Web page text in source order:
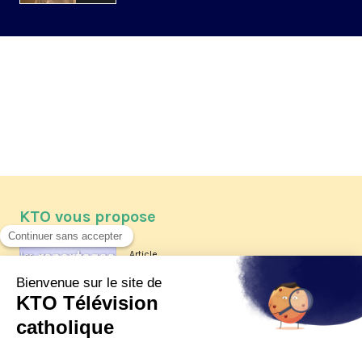
KTO vous propose
Article
Les reportages d'été 2026 de KTO